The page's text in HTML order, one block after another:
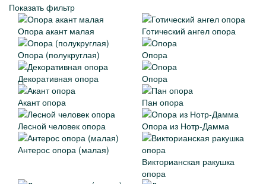
Показать фильтр
Опора акант малая
Готический ангел опора
Опора (полукруглая)
Опора
Декоративная опора
Опора
Акант опора
Пан опора
Лесной человек опора
Опора из Нотр-Дамма
Антерос опора (малая)
Викторианская ракушка
опора